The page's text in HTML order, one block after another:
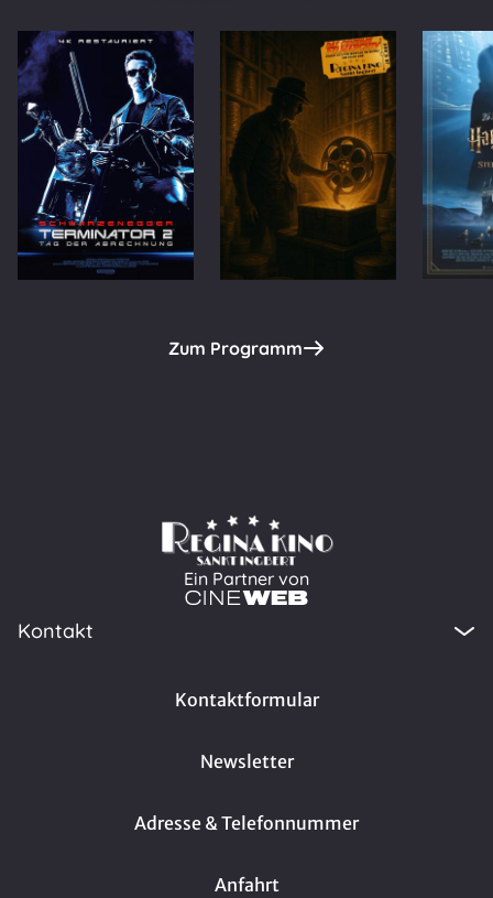
Zum Programm
Ein Partner von
Kontakt
Kontaktformular
Newsletter
Adresse & Telefonnummer
Anfahrt